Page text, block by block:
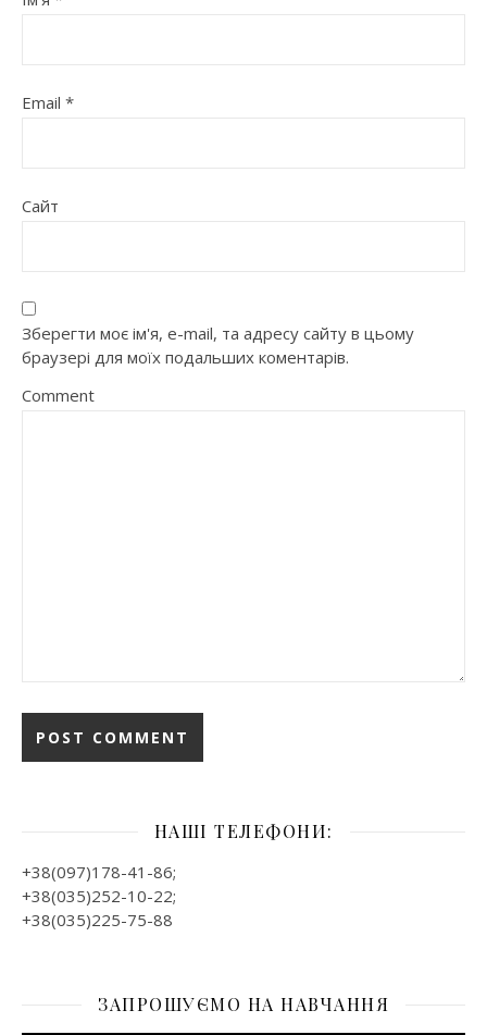
Email *
Сайт
Зберегти моє ім'я, e-mail, та адресу сайту в цьому
браузері для моїх подальших коментарів.
Comment
НАШІ ТЕЛЕФОНИ:
+38(097)178-41-86;
+38(035)252-10-22;
+38(035)225-75-88
ЗАПРОШУЄМО НА НАВЧАННЯ